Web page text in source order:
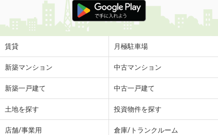
賃貸 月極駐車場
新築マンション 中古マンション
新築一戸建て 中古一戸建て
土地を探す 投資物件を探す
店舗/事業用 倉庫/トランクルーム